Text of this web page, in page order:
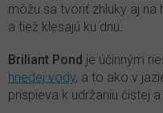
môžu sa tvoriť zhluky aj na
a tiež klesajú ku dnu.
Briliant Pond je účinným
hnedej vody, a to ako v
prispieva k udržaniu čistej